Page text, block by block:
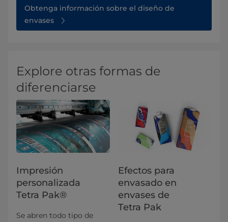
Obtenga información sobre el diseño de
envases
Explore otras formas de
diferenciarse
Impresión
personalizada
Tetra Pak®
Se abren todo tipo de
Efectos para
envasado en
envases de
Tetra Pak